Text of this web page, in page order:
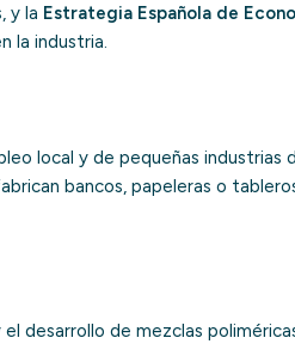
y la Estrategia Española de
la industria.
local y de pequeñas industrias
bancos, papeleras o
desarrollo de mezclas